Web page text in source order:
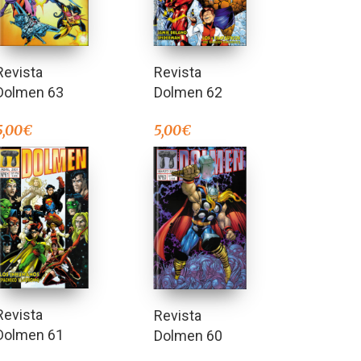
63
€
Revista
Dolmen 62
5,00€
61
Revista
Dolmen 60